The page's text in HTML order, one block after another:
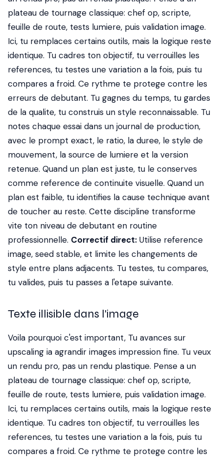
plateau de tournage classique: chef op, scripte,
feuille de route, tests lumiere, puis validation image.
Ici, tu remplaces certains outils, mais la logique reste
identique. Tu cadres ton objectif, tu verrouilles les
references, tu testes une variation a la fois, puis tu
compares a froid. Ce rythme te protege contre les
erreurs de debutant. Tu gagnes du temps, tu gardes
de la qualite, tu construis un style reconnaissable. Tu
notes chaque essai dans un journal de production,
avec le prompt exact, le ratio, la duree, le style de
mouvement, la source de lumiere et la version
retenue. Quand un plan est juste, tu le conserves
comme reference de continuite visuelle. Quand un
plan est faible, tu identifies la cause technique avant
de toucher au reste. Cette discipline transforme
vite ton niveau de debutant en routine
professionnelle. Correctif direct: Utilise reference
image, seed stable, et limite les changements de
style entre plans adjacents. Tu testes, tu compares,
tu valides, puis tu passes a l'etape suivante.
Texte illisible dans l'image
Voila pourquoi c'est important, Tu avances sur
upscaling ia agrandir images impression fine. Tu veux
un rendu pro, pas un rendu plastique. Pense a un
plateau de tournage classique: chef op, scripte,
feuille de route, tests lumiere, puis validation image.
Ici, tu remplaces certains outils, mais la logique reste
identique. Tu cadres ton objectif, tu verrouilles les
references, tu testes une variation a la fois, puis tu
compares a froid. Ce rythme te protege contre les